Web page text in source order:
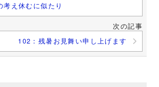
考え休むに似たり
次の記事
102：残暑お見舞い申し上げます